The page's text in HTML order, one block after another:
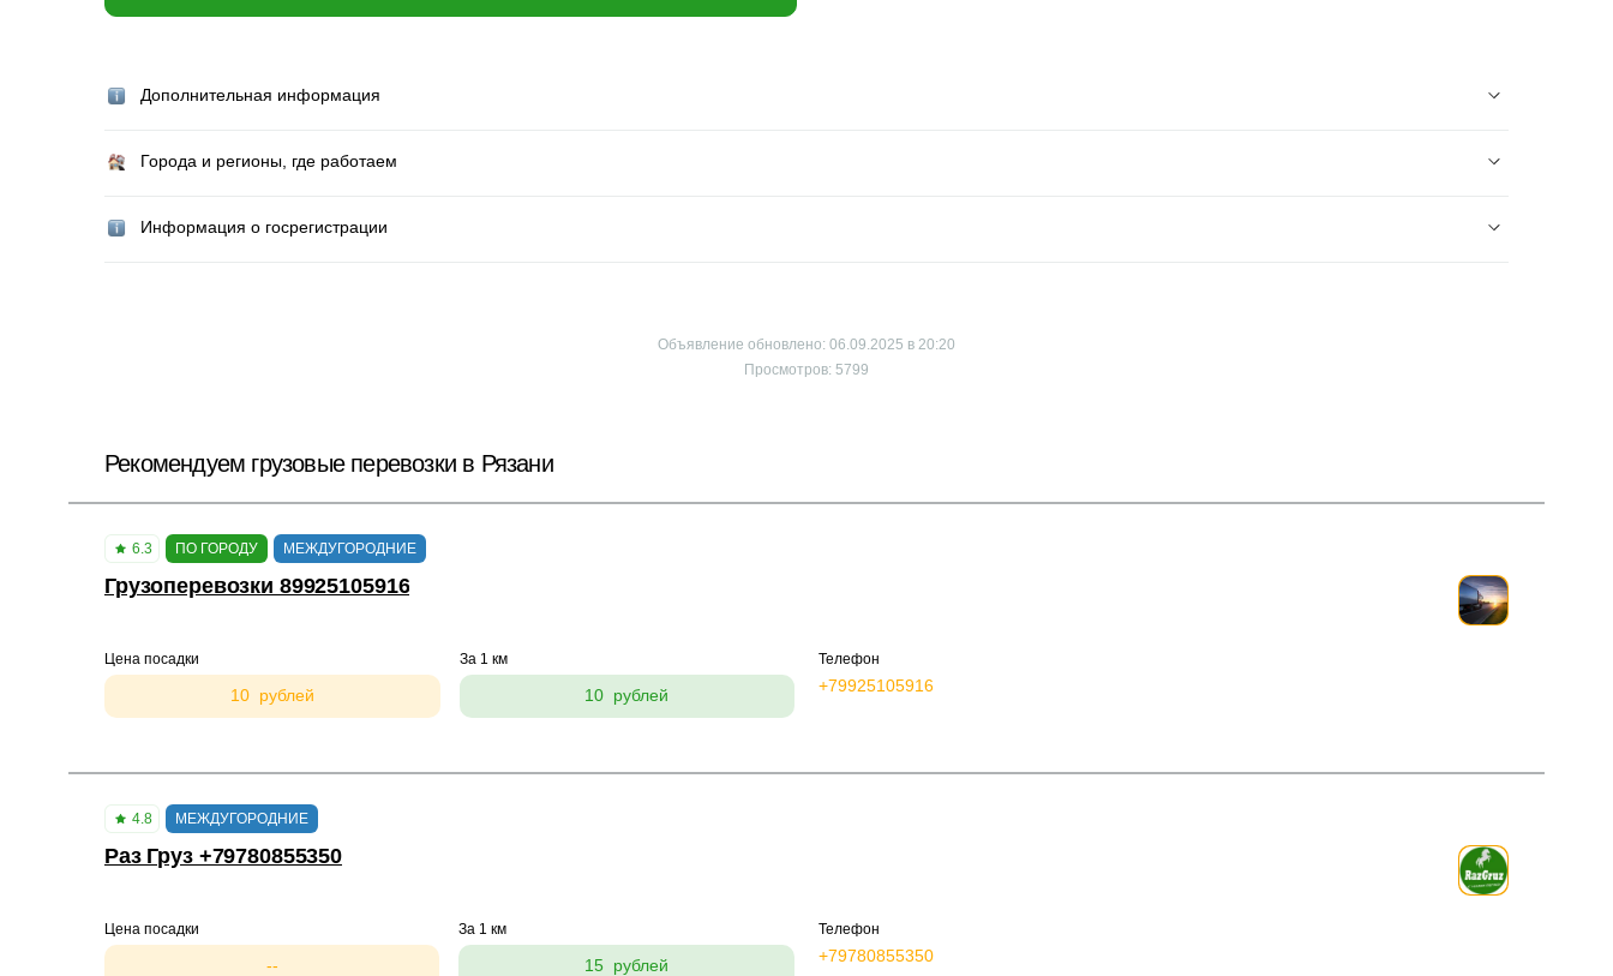
Дополнительная информация
Города и регионы, где работаем
Информация о госрегистрации
Объявление обновлено: 06.09.2025 в 20:20
Просмотров: 5799
Рекомендуем грузовые перевозки в Рязани
6.3 ПО ГОРОДУ МЕЖДУГОРОДНИЕ
Грузоперевозки 89925105916
Цена посадки
10 рублей
За 1 км
10 рублей
Телефон
+79925105916
4.8 МЕЖДУГОРОДНИЕ
Раз Груз +79780855350
Цена посадки
--
За 1 км
15 рублей
Телефон
+79780855350